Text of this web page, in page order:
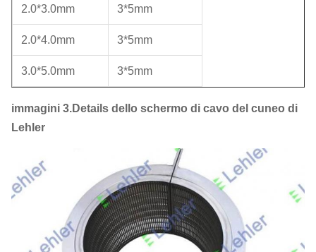
2.0*3.0mm 3*5mm
2.0*4.0mm 3*5mm
3.0*5.0mm 3*5mm
immagini 3.Details dello schermo di cavo del cuneo di
Lehler